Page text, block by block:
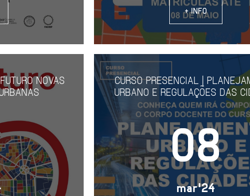
+ INFO
NOVAS
CURSO PRESENCIAL |
URBANO E REGULAÇÕES DAS
08
mar'24